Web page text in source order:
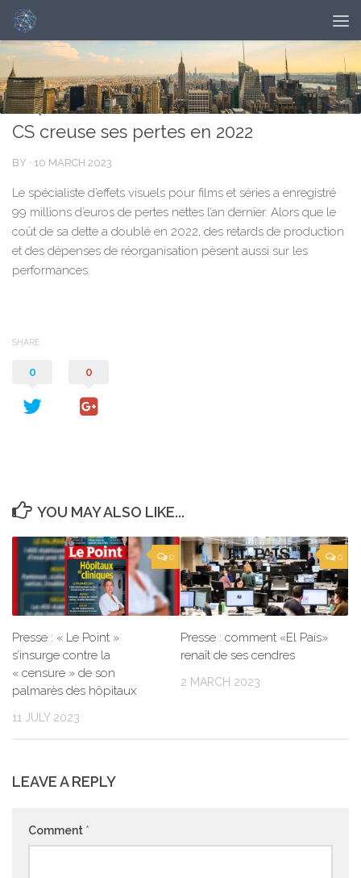
ECONOMIE 0
En pleine restructuration, Technicolor
CS creuse ses pertes en 2022
BY · 10 MARCH 2023
Le spécialiste d’effets visuels pour films et séries a enregistré
99 millions d’euros de pertes nettes l’an dernier. Alors que le
coût de sa dette a doublé en 2022, des retards de production
et des dépenses de réorganisation pèsent aussi sur les
performances.
SHARE
0 0
YOU MAY ALSO LIKE...
0
Presse : « Le Point »
s’insurge contre la
« censure » de son
palmarès des hôpitaux
11 JULY 2023
0
Presse : comment «El País»
renaît de ses cendres
2 MARCH 2023
LEAVE A REPLY
Comment *